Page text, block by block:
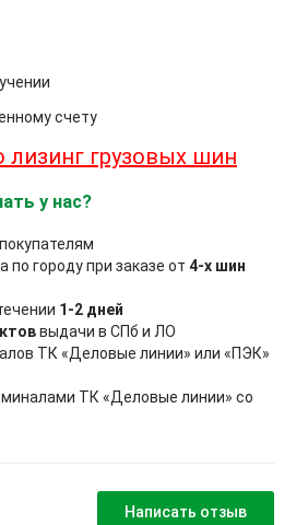
счету
лизинг грузовых шин
у нас?
по городу при заказе от 4-х шин
1-2 дней
выдачи в СПб и ЛО
ТК «Деловые линии» или «ПЭК»
ТК «Деловые линии» со
Написать отзыв